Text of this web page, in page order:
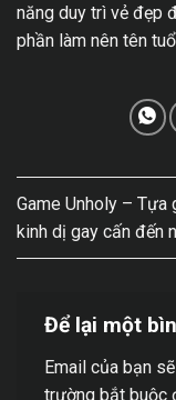
năng duy trì vẻ đẹp
phần làm nên tên
Game Unholy – Tựa
kinh dị gay cấn đến
Để lại một
Email của bạn
trường bắt buộc